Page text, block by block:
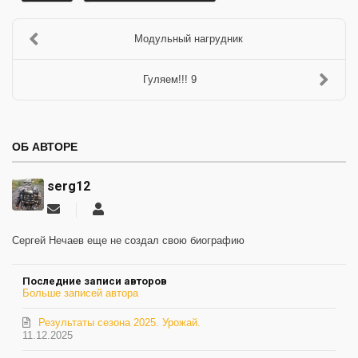
Модульный нагрудник
Гуляем!!! 9
ОБ АВТОРЕ
serg12
Подписаться
обновление
Сергей Нечаев еще не создал свою биографию
Последние записи авторов
Больше записей автора
11.12.2025
Результаты сезона 2025. Урожай.